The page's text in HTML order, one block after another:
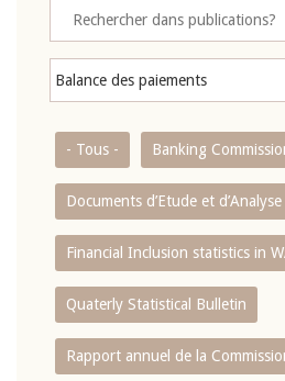
- Tous - Banking
Documents d’Etude et
Financial Inclusion statistics in
Quaterly Statistical Bulletin
Rapport annuel de la